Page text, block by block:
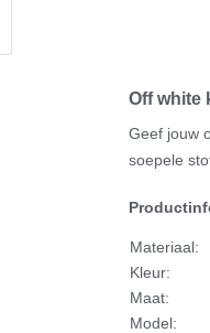
Off white
Geef jouw
soepele
Materiaal:
Kleur:
Maat:
Model: